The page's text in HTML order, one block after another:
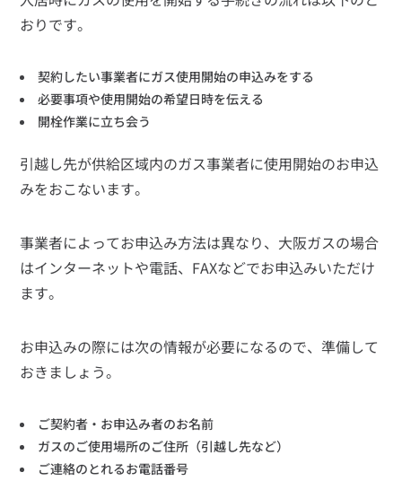
おりです。
契約したい事業者にガス使用開始の申込みをする
必要事項や使用開始の希望日時を伝える
開栓作業に立ち会う
引越し先が供給区域内のガス事業者に使用開始のお申込
みをおこないます。
事業者によってお申込み方法は異なり、大阪ガスの場合
はインターネットや電話、FAXなどでお申込みいただけ
ます。
お申込みの際には次の情報が必要になるので、準備して
おきましょう。
ご契約者・お申込み者のお名前
ガスのご使用場所のご住所（引越し先など）
ご連絡のとれるお電話番号